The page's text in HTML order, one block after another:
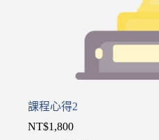
課程心得2
NT$1,800